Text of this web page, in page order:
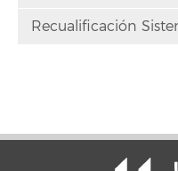
Recualificación